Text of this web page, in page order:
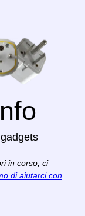
in corso, ci
di aiutarci con